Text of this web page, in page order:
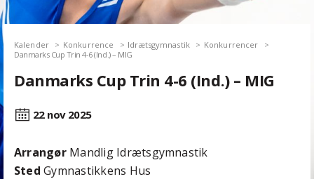
Kalender Konkurrence Idrætsgymnastik
Konkurrencer
Danmarks Cup Trin 4-6 (Ind.) – MIG
Danmarks Cup Trin 4-6 (Ind.) – MIG
22 nov 2025
ArrangørMandlig Idrætsgymnastik
Sted Gymnastikkens Hus